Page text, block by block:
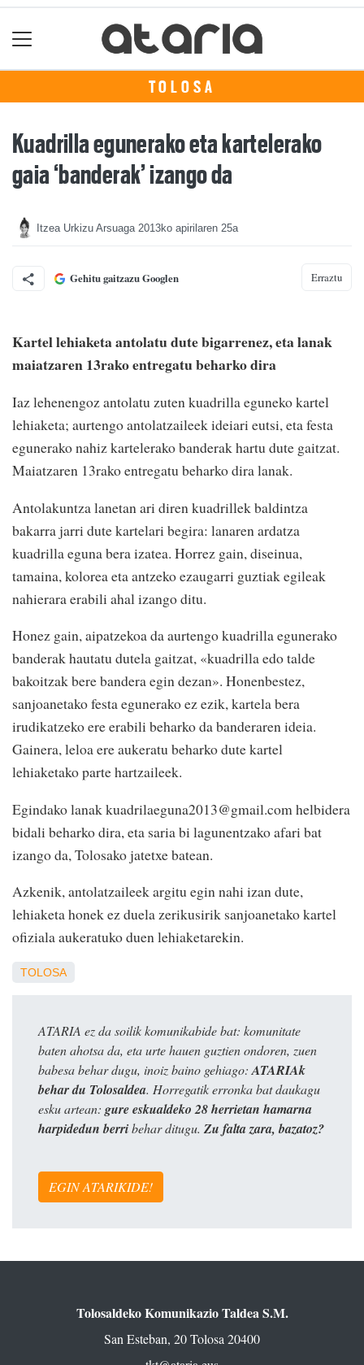
TOLOSA
Kuadrilla egunerako eta kartelerako
gaia ‘banderak’ izango da
Itzea Urkizu Arsuaga 2013ko apirilaren 25a
Gehitu gaitzazu Googlen Erraztu
Kartel lehiaketa antolatu dute bigarrenez, eta lanak
maiatzaren 13rako entregatu beharko dira
Iaz lehenengoz antolatu zuten kuadrilla eguneko kartel
lehiaketa; aurtengo antolatzaileek ideiari eutsi, eta festa
egunerako nahiz kartelerako banderak hartu dute gaitzat.
Maiatzaren 13rako entregatu beharko dira lanak.
Antolakuntza lanetan ari diren kuadrillek baldintza
bakarra jarri dute kartelari begira: lanaren ardatza
kuadrilla eguna bera izatea. Horrez gain, diseinua,
tamaina, kolorea eta antzeko ezaugarri guztiak egileak
nahierara erabili ahal izango ditu.
Honez gain, aipatzekoa da aurtengo kuadrilla egunerako
banderak hautatu dutela gaitzat, «kuadrilla edo talde
bakoitzak bere bandera egin dezan». Honenbestez,
sanjoanetako festa egunerako ez ezik, kartela bera
irudikatzeko ere erabili beharko da banderaren ideia.
Gainera, leloa ere aukeratu beharko dute kartel
lehiaketako parte hartzaileek.
Egindako lanak kuadrilaeguna2013@gmail.com helbidera
bidali beharko dira, eta saria bi lagunentzako afari bat
izango da, Tolosako jatetxe batean.
Azkenik, antolatzaileek argitu egin nahi izan dute,
lehiaketa honek ez duela zerikusirik sanjoanetako kartel
ofiziala aukeratuko duen lehiaketarekin.
TOLOSA
ATARIA ez da soilik komunikabide bat: komunitate
baten ahotsa da, eta urte hauen guztien ondoren, zuen
babesa behar dugu, inoiz baino gehiago: ATARIAk
behar du Tolosaldea. Horregatik erronka bat daukagu
esku artean: gure eskualdeko 28 herrietan hamarna
harpidedun berribehar ditugu. Zu falta zara, bazatoz?
EGIN ATARIKIDE!
Tolosaldeko Komunikazio Taldea S.M.
San Esteban, 20 Tolosa 20400